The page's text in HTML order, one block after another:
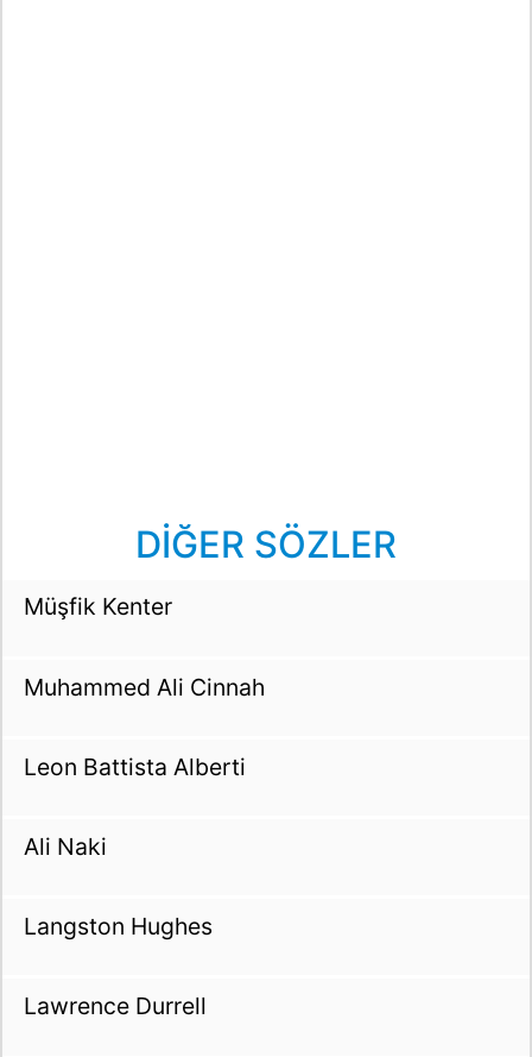
DİĞER SÖZLER
Müşfik Kenter
Muhammed Ali Cinnah
Leon Battista Alberti
Ali Naki
Langston Hughes
Lawrence Durrell